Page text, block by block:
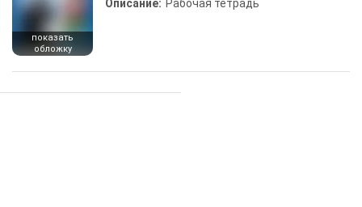
показать
обложку
Описание: Рабочая тетрадь